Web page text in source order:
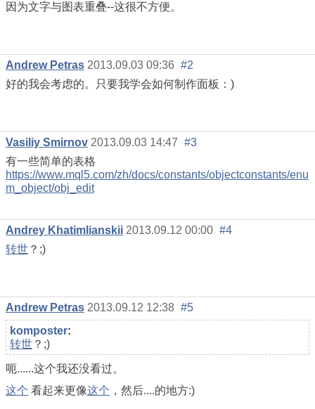
因为文字与图表重叠--这很不方便。
Andrew Petras 2013.09.03 09:36 #2
好的我会考虑的。只要我学会如何制作面板：)
Vasiliy Smirnov 2013.09.03 14:47 #3
有一些简单的表格
https://www.mql5.com/zh/docs/constants/objectconstants/enu
m_object/obj_edit
Andrey Khatimlianskii 2013.09.12 00:00 #4
转世 ？;)
Andrew Petras 2013.09.12 12:38 #5
komposter:
转世 ？;)
呃......这个我还没看过。
这个 看起来更像这个 ，然后....的地方:)